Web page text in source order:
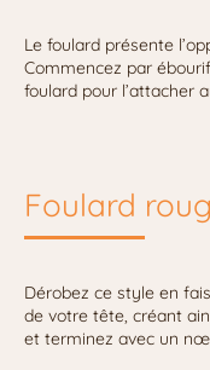
Le foulard présente
Commencez par
foulard pour l’attacher
Foulard
Dérobez ce style en
de votre tête, créant
et terminez avec un